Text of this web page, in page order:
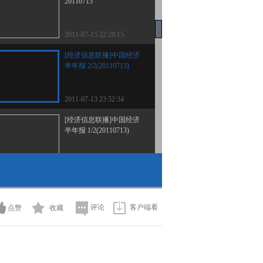
2011-07-15 22:29:15
[经济信息联播]中国经济
半年报 2/2(20110713)
2011-07-13 23:52:34
[经济信息联播]中国经济
半年报 1/2(20110713)
2011-07-12 23:23:59
点赞 收藏 评论 客户端看